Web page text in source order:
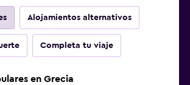
Alojamientos alternativos
Completa tu viaje
en Grecia